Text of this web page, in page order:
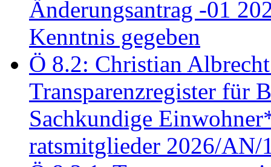
Änderungsantrag -01
Kenntnis gegeben
Ö 8.2: Christian
Transparenzregister für
Sachkundige
ratsmitglieder 2026/AN/